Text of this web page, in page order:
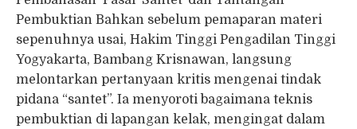
Pembuktian Bahkan sebelum pemaparan materi
sepenuhnya usai, Hakim Tinggi Pengadilan Tinggi
Yogyakarta, Bambang Krisnawan, langsung
melontarkan pertanyaan kritis mengenai tindak
pidana “santet”. Ia menyoroti bagaimana teknis
pembuktian di lapangan kelak, mengingat dalam